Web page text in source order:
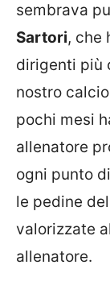
sembrava
Sartori, che
dirigenti più
nostro
pochi mesi
allenatore
ogni punto
le pedine
valorizzate
allenatore.